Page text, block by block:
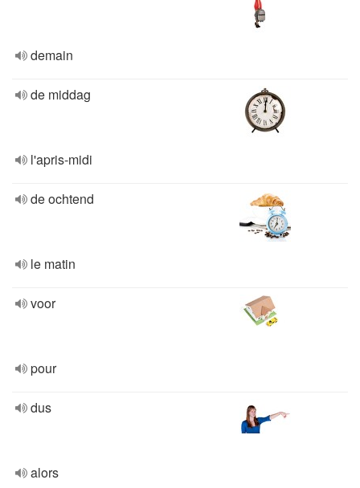
demain
de middag
l'apris-midi
de ochtend
le matin
voor
pour
dus
alors